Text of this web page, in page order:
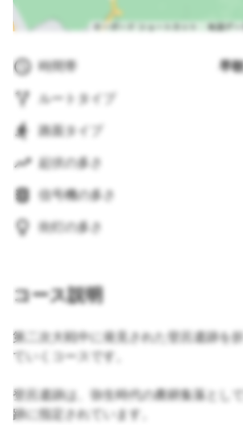
時間帯 早
ルートタイプ
路面タイプ
起伏の多さ
信号機の多さ
街灯の多さ
コース説明
第二次大戦中に発見された登呂遺跡を
ていくコースです。
登呂遺跡は、弥生時代の農耕集落とし
跡に指定されています。